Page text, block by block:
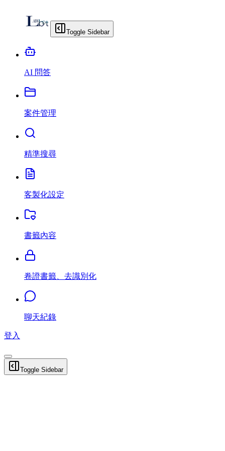
Toggle Sidebar
AI 問答
案件管理
精準搜尋
客製化設定
書籤內容
卷證書籤、去識別化
聊天紀錄
登入
Toggle Sidebar